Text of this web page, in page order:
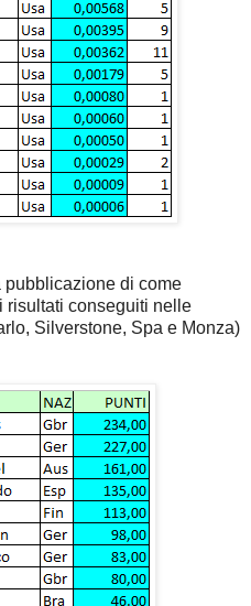
pubblicazione di come
risultati conseguiti nelle
Silverstone, Spa e Monza)